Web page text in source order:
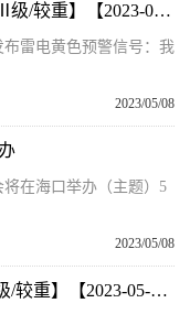
五指山市气象台发布雷电黄色预警【Ⅲ级/较重】【2023-05-08】
布雷电黄色预警信号：我
2023/05/08
在海口举办（主题）5
2023/05/08
文昌市气象台发布雷电黄色预警【Ⅲ级/较重】【2023-05-08】-每日快播